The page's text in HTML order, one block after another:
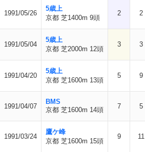
1991/05/26
5歳上
京都 芝1400m 9頭
2 2
1991/05/04
5歳上
京都 芝2000m 12頭
3 3
1991/04/20
5歳上
京都 芝1600m 13頭
5 9
1991/04/07
BMS
京都 芝1600m 14頭
7 5
1991/03/24
鷹ケ峰
京都 芝1600m 15頭
9 11